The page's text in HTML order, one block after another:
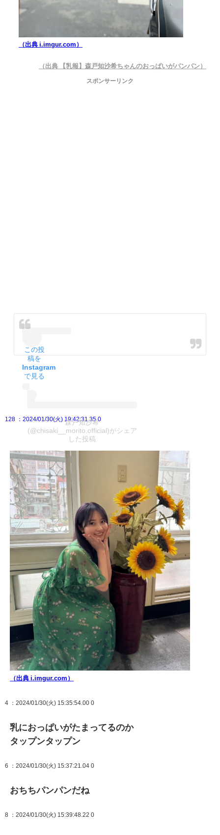
（出典 i.imgur.com）
（出典 【乳報】森戸知沙希ちゃんのおっぱいがパンパン）
スポンサーリンク
この投
稿を
Instagram
で見る
森戸知沙希
(@chisaki__morito.official)がシェア
した投稿
128 ：2024/01/30(火) 19:42:31.35 0
（出典 i.imgur.com）
4 ：2024/01/30(火) 15:35:54.00 0
乳におっぱいがたまってるのか
タップンタップン
6 ：2024/01/30(火) 15:37:21.04 0
おちちパンパンだね
8 ：2024/01/30(火) 15:39:48.22 0